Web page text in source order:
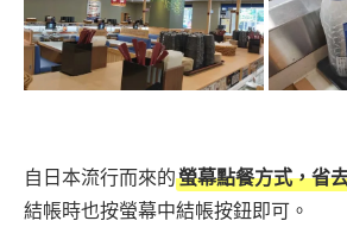
自日本流行而來的螢幕點餐方式，省
結帳時也按螢幕中結帳按鈕即可。